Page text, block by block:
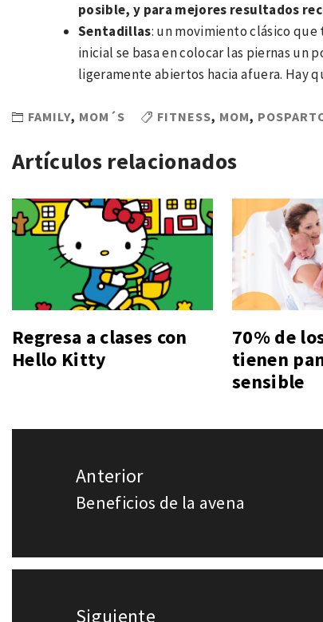
posible, y para mejores resultados
Sentadillas: un movimiento clásico
inicial se basa en colocar las piernas un
ligeramente abiertos hacia afuera. Hay
FAMILY, MOM´S FITNESS, MOM,
Artículos relacionados
Regresa a clases con
Hello Kitty
70% de
tienen
sensible
entradas
Anterior
Entrada
Beneficios de la avena
Siguiente